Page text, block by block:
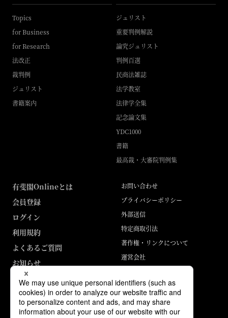
Topics
for Business
for Research
法改正
裁判例
ジュリスト
書籍案内
ジュリスト
重要判例解説
論究ジュリスト
判例百選
民商法雑誌
法学教室
法律学全集
記念論文集
YDC1000
書籍
最高裁・大審院判例集
有斐閣Onlineとは
会員登録
ログイン
利用規約
よくあるご質問
お知らせ
お問い合わせ
プライバシーポリシー
外部送信
特定商取引法
著作権・リンクについて
運営会社